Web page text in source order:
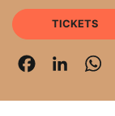
TICKETS
Facebook